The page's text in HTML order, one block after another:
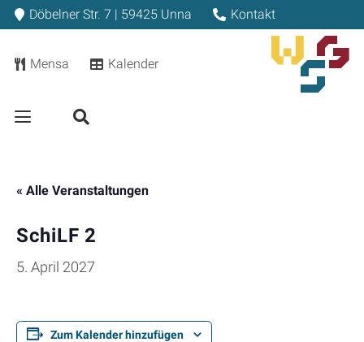
Döbelner Str. 7 | 59425 Unna Kontakt
Mensa Kalender
« Alle Veranstaltungen
SchiLF 2
5. April 2027
Zum Kalender hinzufügen